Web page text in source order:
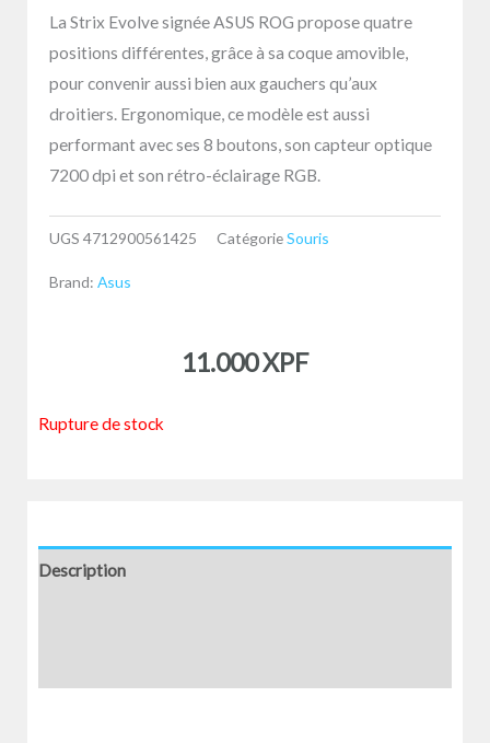
La Strix Evolve signée ASUS ROG propose quatre
positions différentes, grâce à sa coque amovible,
pour convenir aussi bien aux gauchers qu’aux
droitiers. Ergonomique, ce modèle est aussi
performant avec ses 8 boutons, son capteur optique
7200 dpi et son rétro-éclairage RGB.
UGS 4712900561425 CatégorieSouris
Brand: Asus
11.000XPF
Rupture de stock
Description